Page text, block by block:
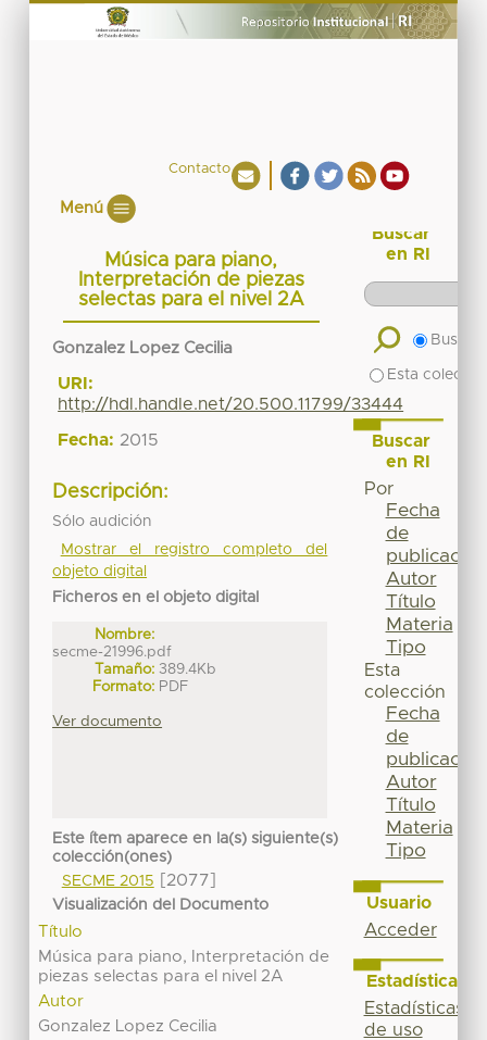
Contacto
Menú
Música para piano,
Interpretación de piezas
selectas para el nivel 2A
Gonzalez Lopez Cecilia
URI:
http://hdl.handle.net/20.500.11799/33444
Fecha: 2015
Descripción:
Sólo audición
Mostrar el registro completo del
objeto digital
Ficheros en el objeto digital
Nombre:
secme-21996.pdf
Tamaño: 389.4Kb
Formato: PDF
Ver documento
Este ítem aparece en la(s) siguiente(s)
colección(ones)
SECME 2015
[2077]
Visualización del Documento
Título
Música para piano, Interpretación de
piezas selectas para el nivel 2A
Autor
Gonzalez Lopez Cecilia
Buscar
en RI
Buscar
Esta
Buscar
en RI
Por
Fecha
de
publicación
Autor
Título
Materia
Tipo
Esta
colección
Fecha
de
publicación
Autor
Título
Materia
Tipo
Usuario
Acceder
Estadísticas
Estadísticas
de uso